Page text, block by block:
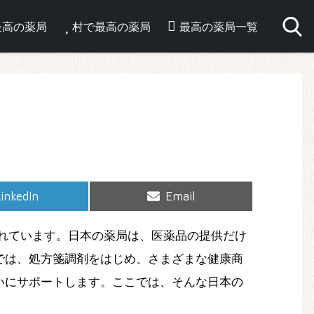
の薬局 村で最高の薬局 最高の薬局一覧
Share
Email
います。日本の薬局は、医薬品の提供だけ
、処方箋調剤をはじめ、さまざまな健康商
サポートします。ここでは、そんな日本の